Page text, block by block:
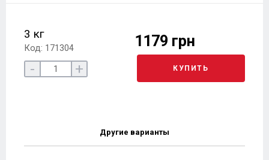
3 кг
Код: 171304 1179 грн
- + КУПИТЬ
Другие варианты